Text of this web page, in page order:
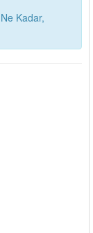
Kadar,